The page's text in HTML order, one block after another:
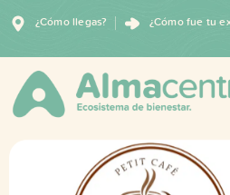
¿Cómo llegas? ¿Cómo fue tu